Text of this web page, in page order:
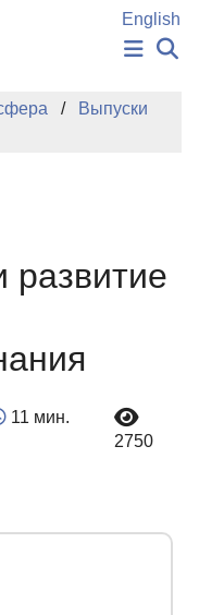
English
Выпуски
развитие
11 мин.
2750